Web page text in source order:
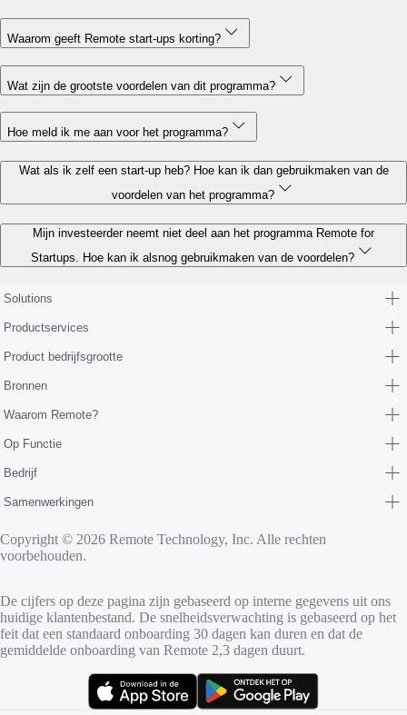
Waarom geeft Remote start-ups korting?
Wat zijn de grootste voordelen van dit programma?
Hoe meld ik me aan voor het programma?
Wat als ik zelf een start-up heb? Hoe kan ik dan gebruikmaken van de
voordelen van het programma?
Mijn investeerder neemt niet deel aan het programma Remote for
Startups. Hoe kan ik alsnog gebruikmaken van de voordelen?
Solutions
Productservices
Product bedrijfsgrootte
Bronnen
Waarom Remote?
Op Functie
Bedrijf
Samenwerkingen
Copyright © 2026 Remote Technology, Inc. Alle rechten
voorbehouden.
De cijfers op deze pagina zijn gebaseerd op interne gegevens uit ons
huidige klantenbestand. De snelheidsverwachting is gebaseerd op het
feit dat een standaard onboarding 30 dagen kan duren en dat de
gemiddelde onboarding van Remote 2,3 dagen duurt.